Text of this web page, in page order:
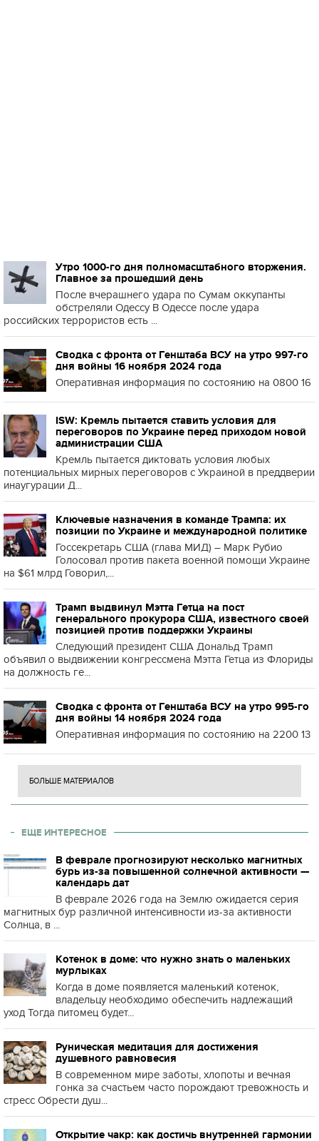
Утро 1000-го дня полномасштабного вторжения.
Главное за прошедший день
После вчерашнего удара по Сумам оккупанты
обстреляли Одессу В Одессе после удара
российских террористов есть ...
Сводка с фронта от Генштаба ВСУ на утро 997-го
дня войны 16 ноября 2024 года
Оперативная информация по состоянию на 0800 16
ISW: Кремль пытается ставить условия для
переговоров по Украине перед приходом новой
администрации США
Кремль пытается диктовать условия любых
потенциальных мирных переговоров с Украиной в преддверии
инаугурации Д...
Ключевые назначения в команде Трампа: их
позиции по Украине и международной политике
Госсекретарь США (глава МИД) – Марк Рубио
Голосовал против пакета военной помощи Украине
на $61 млрд Говорил,...
Трамп выдвинул Мэтта Гетца на пост
генерального прокурора США, известного своей
позицией против поддержки Украины
Следующий президент США Дональд Трамп
объявил о выдвижении конгрессмена Мэтта Гетца из Флориды
на должность ге...
Сводка с фронта от Генштаба ВСУ на утро 995-го
дня войны 14 ноября 2024 года
Оперативная информация по состоянию на 2200 13
БОЛЬШЕ МАТЕРИАЛОВ
ЕЩЕ ИНТЕРЕСНОЕ
В феврале прогнозируют несколько магнитных
бурь из-за повышенной солнечной активности —
календарь дат
В феврале 2026 года на Землю ожидается серия
магнитных бур различной интенсивности из-за активности
Солнца, в ...
Котенок в доме: что нужно знать о маленьких
мурлыках
Когда в доме появляется маленький котенок,
владельцу необходимо обеспечить надлежащий
уход Тогда питомец будет...
Руническая медитация для достижения
душевного равновесия
В современном мире заботы, хлопоты и вечная
гонка за счастьем часто порождают тревожность и
стресс Обрести душ...
Открытие чакр: как достичь внутренней гармонии